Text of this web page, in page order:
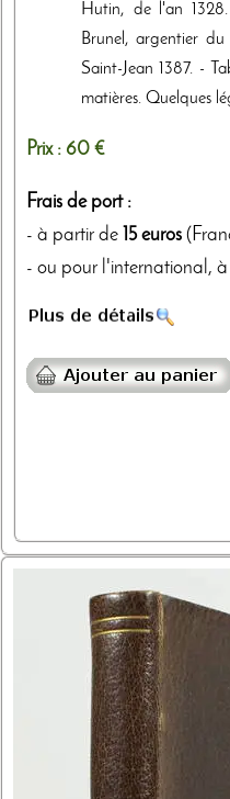
Hutin, de l'an
Brunel, argentier
Saint-Jean 1387. -
matières. Quelques
Prix : 60 €
Frais de port :
- à partir de 15 euros
- ou pour l'international, à